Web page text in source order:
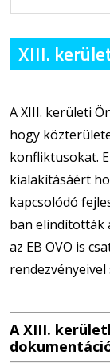
XIII.
A XIII. kerületi
hogy
konfliktusokat.
kialakításáért
kapcsolódó
ban elindították
az EB OVO is
A XIII.